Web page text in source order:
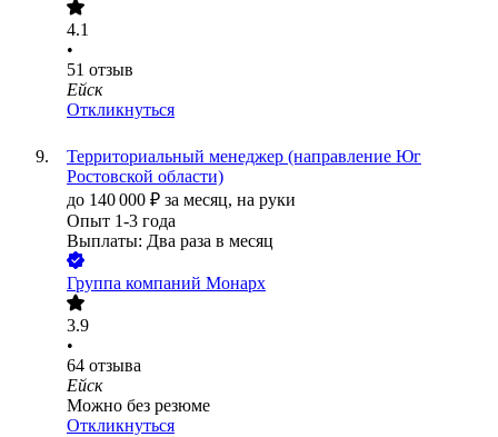
4.1
•
51 отзыв
Ейск
Откликнуться
Территориальный менеджер (направление Юг
Ростовской области)
до 140 000 ₽ за месяц, на руки
Опыт 1-3 года
Выплаты: Два раза в месяц
Группа компаний Монарх
3.9
•
64 отзыва
Ейск
Можно без резюме
Откликнуться